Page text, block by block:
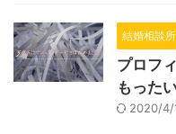
結婚相談所
プロフ
もった
2020/4/